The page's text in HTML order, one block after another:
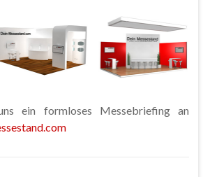
ein formloses Messebriefing an